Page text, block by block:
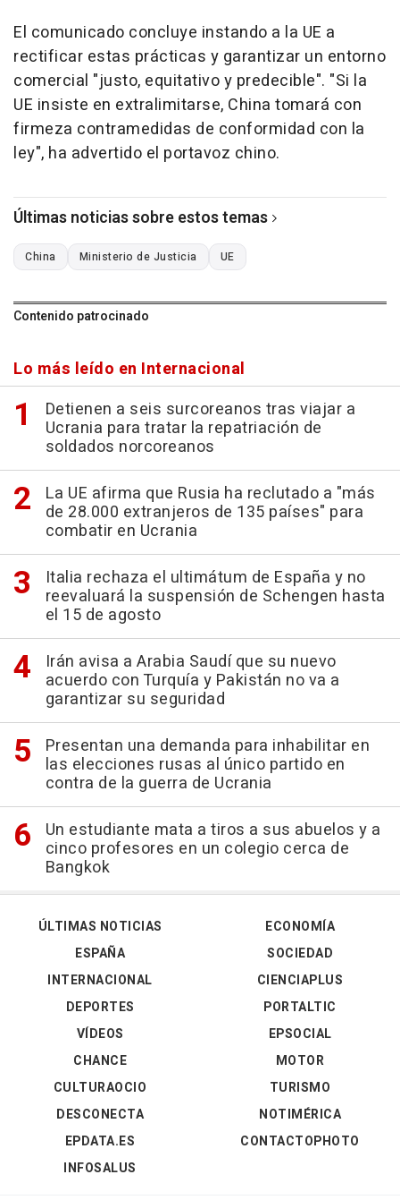
El comunicado concluye instando a la UE a
rectificar estas prácticas y garantizar un entorno
comercial "justo, equitativo y predecible". "Si la
UE insiste en extralimitarse, China tomará con
firmeza contramedidas de conformidad con la
ley", ha advertido el portavoz chino.
Últimas noticias sobre estos temas
China Ministerio de Justicia UE
Contenido patrocinado
Lo más leído en Internacional
Detienen a seis surcoreanos tras viajar a
Ucrania para tratar la repatriación de
soldados norcoreanos
La UE afirma que Rusia ha reclutado a "más
de 28.000 extranjeros de 135 países" para
combatir en Ucrania
Italia rechaza el ultimátum de España y no
reevaluará la suspensión de Schengen hasta
el 15 de agosto
Irán avisa a Arabia Saudí que su nuevo
acuerdo con Turquía y Pakistán no va a
garantizar su seguridad
Presentan una demanda para inhabilitar en
las elecciones rusas al único partido en
contra de la guerra de Ucrania
Un estudiante mata a tiros a sus abuelos y a
cinco profesores en un colegio cerca de
Bangkok
ÚLTIMAS NOTICIAS
ESPAÑA
INTERNACIONAL
DEPORTES
VÍDEOS
ECONOMÍA
SOCIEDAD
CIENCIAPLUS
PORTALTIC
EPSOCIAL
CHANCE
CULTURAOCIO
DESCONECTA
EPDATA.ES
INFOSALUS
MOTOR
TURISMO
NOTIMÉRICA
CONTACTOPHOTO